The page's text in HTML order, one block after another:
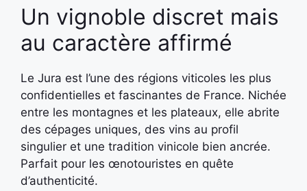
Un vignoble discret mais
au caractère affirmé
Le Jura est l’une des régions viticoles les plus
confidentielles et fascinantes de France. Nichée
entre les montagnes et les plateaux, elle abrite
des cépages uniques, des vins au profil
singulier et une tradition vinicole bien ancrée.
Parfait pour les œnotouristes en quête
d’authenticité.